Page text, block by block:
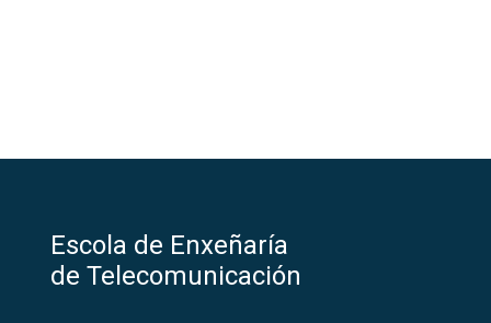
Escola de Enxeñaría
de Telecomunicación